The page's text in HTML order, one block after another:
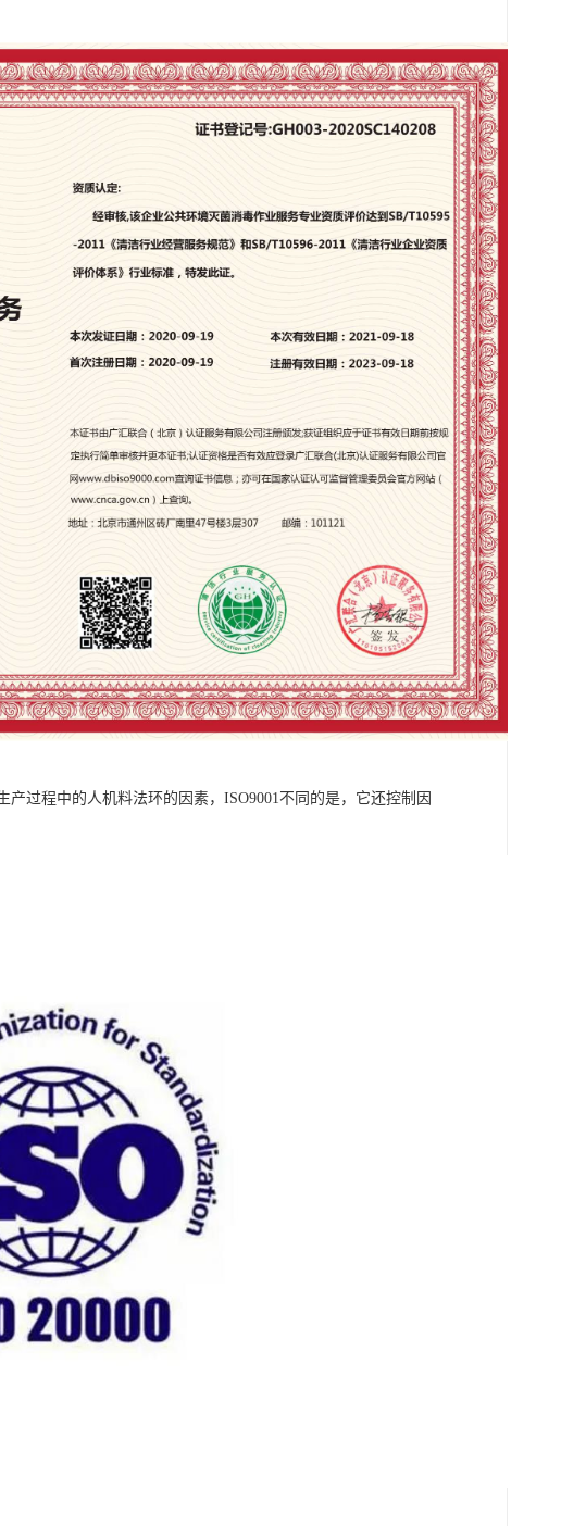
过程中的人机料法环的因素，ISO9001不同的是，它还控制因